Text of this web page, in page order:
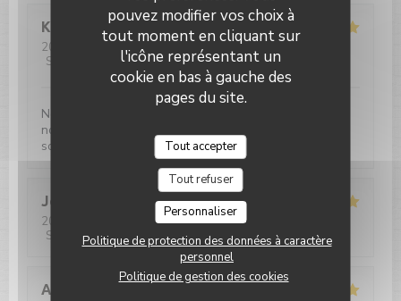
pouvez modifier vos choix à
tout moment en cliquant sur
l'icône représentant un
cookie en bas à gauche des
pages du site.
Tout accepter
Tout refuser
Personnaliser
Politique de protection des données à caractère
personnel
Politique de gestion des cookies
Katrien
M
2026-07-28
- 19:30 - Couverts 2
Service
Ambiance : 4/5 Cuisine: 5/5 Qualité / Prix
Nous sommes accuellis très chaleureusement avec
notre chien (Bouvier bernois). Les plats étaient bien
soignés. Notre serveur était supersympa.
Joelle
2026-07-29
- 12:00 - Couverts 2
Service:5/5 Ambiance:5/5 Cuisine: 5/5 Qualité / Prix
ANNE